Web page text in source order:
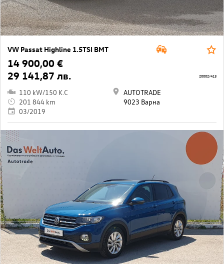
VW Passat Highline 1.5TSI BMT
14 900,00 €
29 141,87 лв.
110 kW/150 K.C
201 844 km
03/2019
AUTOTRADE
9023 Варна
20002/413